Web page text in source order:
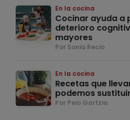
En la cocina
Cocinar ayuda a
deterioro
mayores
Por Sonia Recio
En la cocina
Recetas que
podemos
Por Peio Gartzia